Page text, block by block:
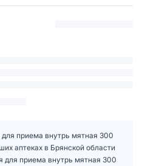
приема внутрь мятная 300
аптеках в Брянской области
для приема внутрь мятная 300